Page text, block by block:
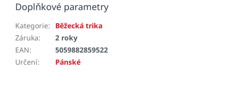
Doplňkové parametry
Kategorie:
Běžecká trika
Záruka:
2 roky
EAN:
5059882859522
Určení: Pánské